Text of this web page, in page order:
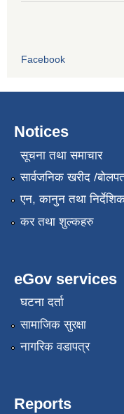
Facebook
Notices
सूचना तथा समाचार
सार्वजनिक खरीद /
एन, कानुन तथा
कर तथा शुल्कहरु
eGov services
घटना दर्ता
सामाजिक सुरक्षा
नागरिक वडापत्र
Reports